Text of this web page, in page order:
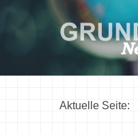
Aktuelle Seite: